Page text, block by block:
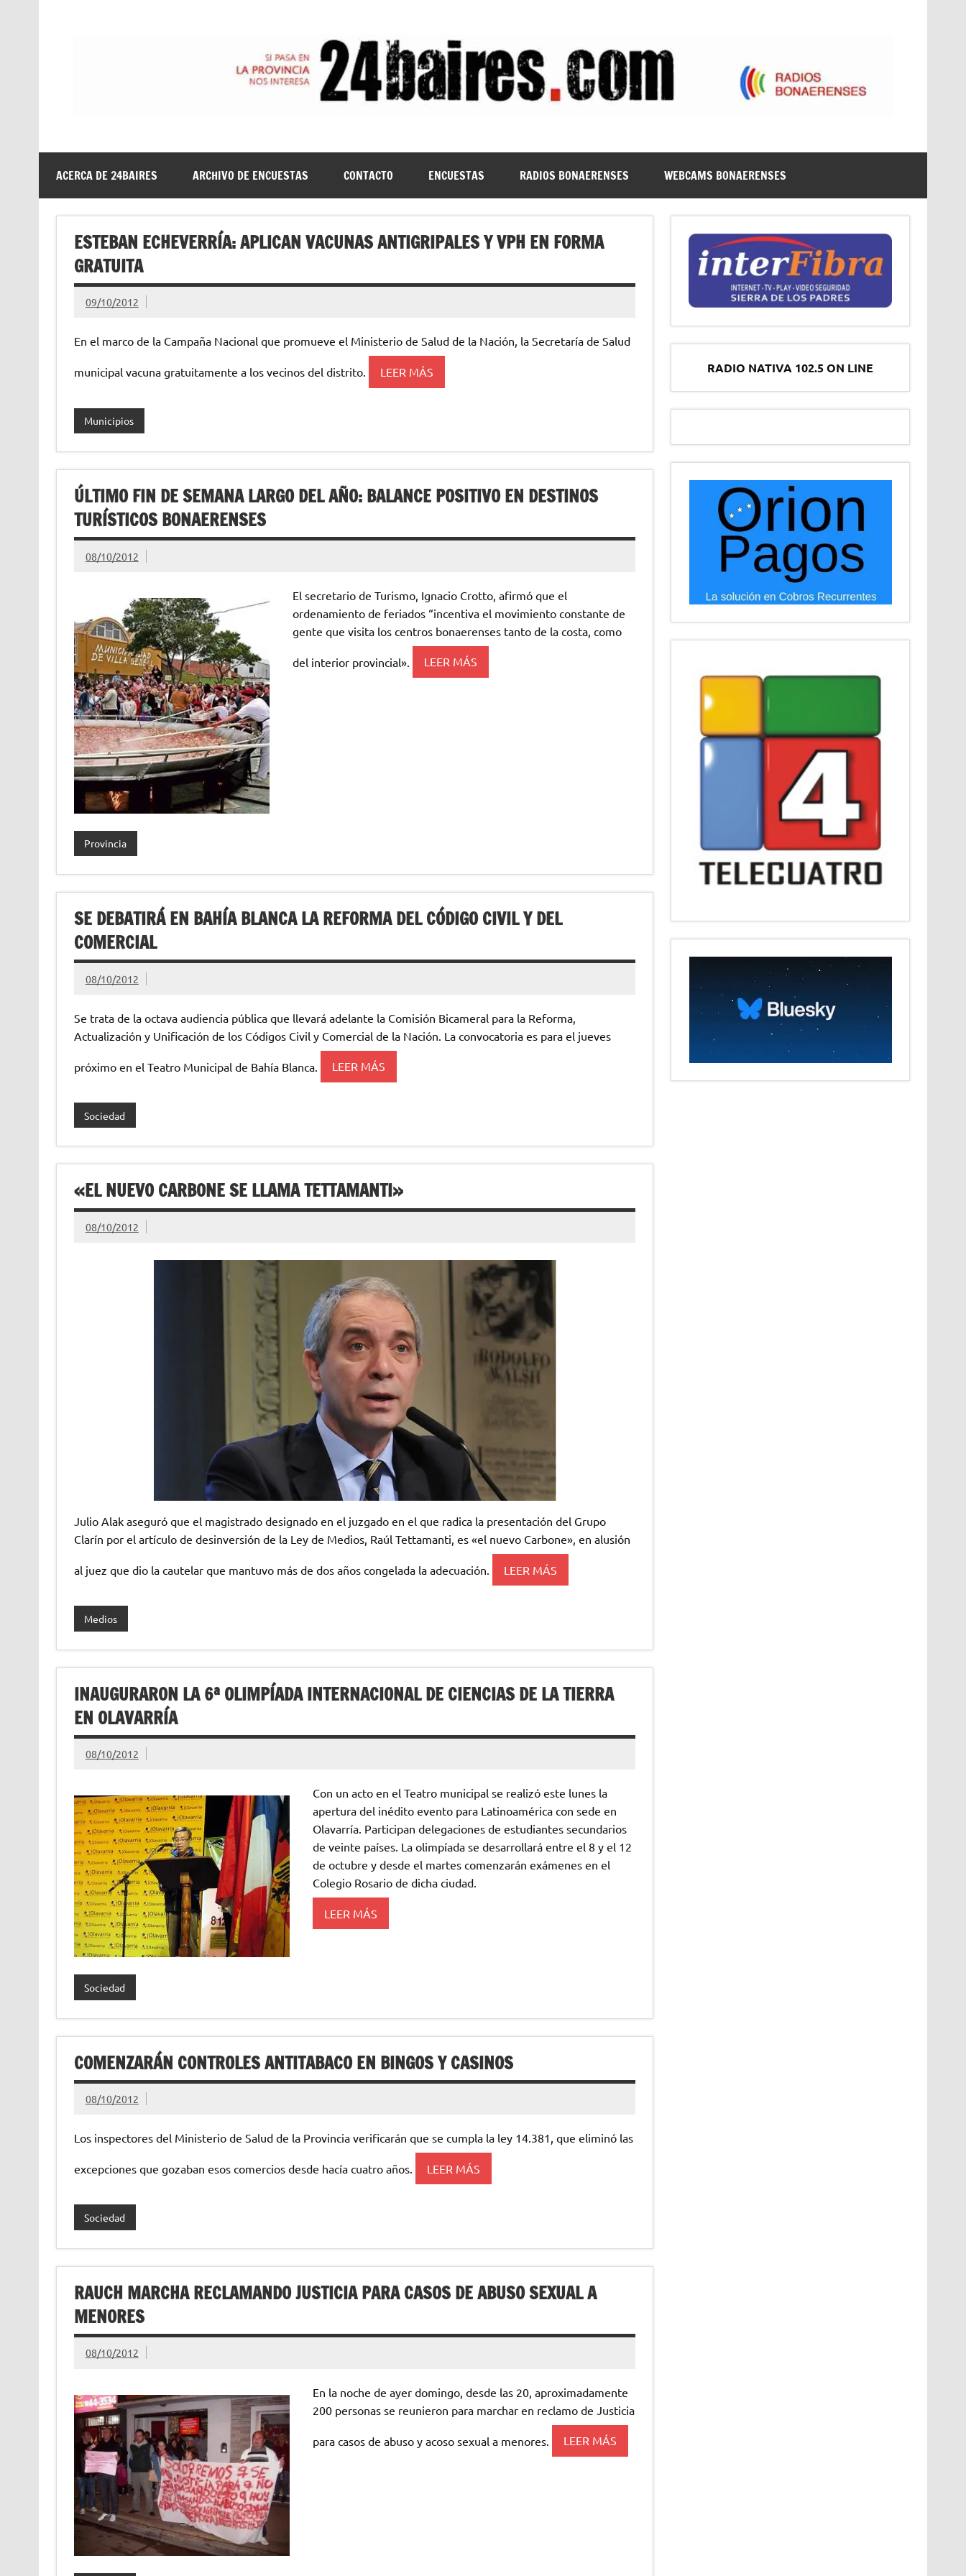
ACERCA DE 24BAIRES ARCHIVO DE ENCUESTAS CONTACTO ENCUESTAS RADIOS BONAERENSES WEBCAMS BONAERENSES
ESTEBAN ECHEVERRÍA: APLICAN VACUNAS ANTIGRIPALES Y VPH EN FORMA
GRATUITA
09/10/2012
En el marco de la Campaña Nacional que promueve el Ministerio de Salud de la Nación, la Secretaría de Salud
municipal vacuna gratuitamente a los vecinos del distrito. LEER MÁS
Municipios
ÚLTIMO FIN DE SEMANA LARGO DEL AÑO: BALANCE POSITIVO EN DESTINOS
TURÍSTICOS BONAERENSES
08/10/2012
El secretario de Turismo, Ignacio Crotto, afirmó que el
ordenamiento de feriados “incentiva el movimiento constante de
gente que visita los centros bonaerenses tanto de la costa, como
del interior provincial». LEER MÁS
Provincia
SE DEBATIRÁ EN BAHÍA BLANCA LA REFORMA DEL CÓDIGO CIVIL Y DEL
COMERCIAL
08/10/2012
Se trata de la octava audiencia pública que llevará adelante la Comisión Bicameral para la Reforma,
Actualización y Unificación de los Códigos Civil y Comercial de la Nación. La convocatoria es para el jueves
próximo en el Teatro Municipal de Bahía Blanca. LEER MÁS
Sociedad
«EL NUEVO CARBONE SE LLAMA TETTAMANTI»
08/10/2012
Julio Alak aseguró que el magistrado designado en el juzgado en el que radica la presentación del Grupo
Clarín por el artículo de desinversión de la Ley de Medios, Raúl Tettamanti, es «el nuevo Carbone», en alusión
al juez que dio la cautelar que mantuvo más de dos años congelada la adecuación. LEER MÁS
Medios
INAUGURARON LA 6ª OLIMPÍADA INTERNACIONAL DE CIENCIAS DE LA TIERRA
EN OLAVARRÍA
08/10/2012
Con un acto en el Teatro municipal se realizó este lunes la
apertura del inédito evento para Latinoamérica con sede en
Olavarría. Participan delegaciones de estudiantes secundarios
de veinte países. La olimpíada se desarrollará entre el 8 y el 12
de octubre y desde el martes comenzarán exámenes en el
Colegio Rosario de dicha ciudad.
LEER MÁS
Sociedad
COMENZARÁN CONTROLES ANTITABACO EN BINGOS Y CASINOS
08/10/2012
Los inspectores del Ministerio de Salud de la Provincia verificarán que se cumpla la ley 14.381, que eliminó las
excepciones que gozaban esos comercios desde hacía cuatro años. LEER MÁS
Sociedad
RAUCH MARCHA RECLAMANDO JUSTICIA PARA CASOS DE ABUSO SEXUAL A
MENORES
08/10/2012
En la noche de ayer domingo, desde las 20, aproximadamente
200 personas se reunieron para marchar en reclamo de Justicia
para casos de abuso y acoso sexual a menores. LEER MÁS
RADIO NATIVA 102.5 ON LINE